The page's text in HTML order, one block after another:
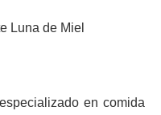
en comida